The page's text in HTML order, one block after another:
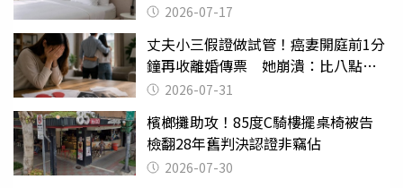
2026-07-17
丈夫小三假證做試管！癌妻開庭前1分
鐘再收離婚傳票 她崩潰：比八點檔
還扯2026-07-31
檳榔攤助攻！85度C騎樓擺桌椅被告
檢翻28年舊判決認證非竊佔
2026-07-30